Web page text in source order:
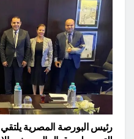
رئيس البورصة المصرية